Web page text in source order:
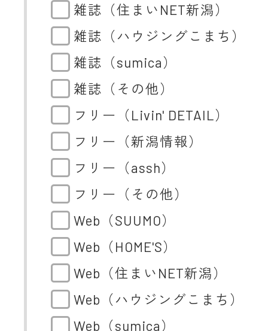
雑誌（住まいNET新潟）
雑誌（ハウジングこまち）
雑誌（sumica）
雑誌（その他）
フリー（Livin' DETAIL）
フリー（新潟情報）
フリー（assh）
フリー（その他）
Web（SUUMO）
Web（HOME'S）
Web（住まいNET新潟）
Web（ハウジングこまち）
Web（sumica）